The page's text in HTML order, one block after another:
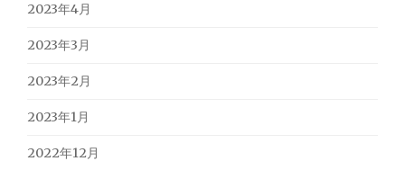
2023年4月
2023年3月
2023年2月
2023年1月
2022年12月